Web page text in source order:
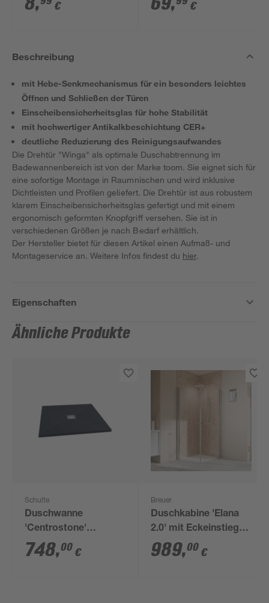
€ €
Beschreibung
mit Hebe-Senkmechanismus für ein besonders leichtes
Öffnen und Schließen der Türen
Einscheibensicherheitsglas für hohe Stabilität
mit hochwertiger Antikalkbeschichtung CER+
deutliche Reduzierung des Reinigungsaufwandes
Die Drehtür "Winga" als optimale Duschabtrennung im
Badewannenbereich ist von der Marke toom. Sie eignet sich für
eine sofortige Montage in Raumnischen und wird inklusive
Dichtleisten und Profilen geliefert. Die Drehtür ist aus robustem
klarem Einscheibensicherheitsglas gefertigt und mit einem
ergonomisch geformten Knopfgriff versehen. Sie ist in
verschiedenen Größen je nach Bedarf erhältlich.
Der Hersteller bietet für diesen Artikel einen Aufmaß- und
Montageservice an. Weitere Infos findest du hier.
Eigenschaften
Ähnliche Produkte
Schulte
Duschwanne
'Centrostone'
anthrazit 120 x 120
cm
748,00 €
Breuer
Duschkabine 'Elana
2.0' mit Eckeinstieg
aluminiumfarben 90 x
90 x 200 cm
989,00 €